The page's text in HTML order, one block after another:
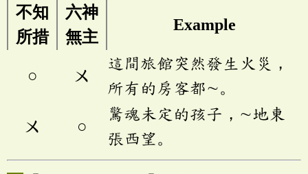
不知
所措
六神
無主
Example
○ ㄨ
這間旅館突然發生火災，
所有的房客都∼。
ㄨ ○
驚魂未定的孩子，∼地東
張西望。